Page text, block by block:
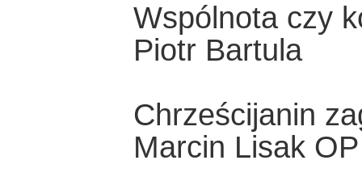
Wspólnota czy
Piotr Bartula
Chrześcijanin
Marcin Lisak OP